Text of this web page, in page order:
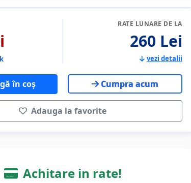
RATE LUNARE DE LA
260 Lei
vezi detalii
în coș Cumpra acum
Adauga la favorite
Achitare in rate!